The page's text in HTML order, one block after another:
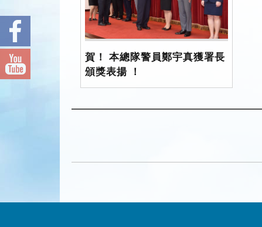
賀！ 本總隊警員鄭宇真獲署長
頒獎表揚 ！